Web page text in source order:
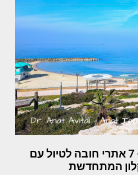
אשקלון עיר יפה על הים – 7 אתרי חובה לטיול עם
המתחדשת